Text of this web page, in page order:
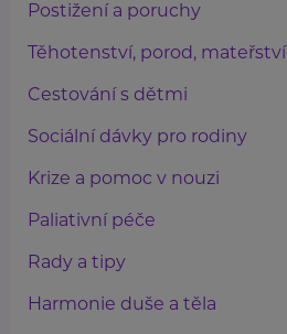
Postižení a poruchy
Těhotenství, porod, mateřství
Cestování s dětmi
Sociální dávky pro rodiny
Krize a pomoc v nouzi
Paliativní péče
Rady a tipy
Harmonie duše a těla